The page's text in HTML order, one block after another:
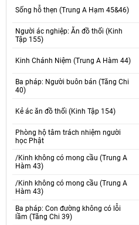
Sống hỗ thẹn (Trung A Hạm 45&46)
Người ác nghiệp: Ăn đồ thối (Kinh
Tập 155)
Kinh Chánh Niệm (Trung A Hàm 44)
Ba pháp: Người buôn bán (Tăng Chi
40)
Kẻ ác ăn đồ thối (Kinh Tập 154)
Phòng hộ tâm trách nhiệm người
học Phật
/Kinh không có mong cầu (Trung A
Hàm 43)
/Kinh không có mong cầu (Trung A
Hàm 43)
Ba pháp: Con đường không có lỗi
lầm (Tăng Chi 39)